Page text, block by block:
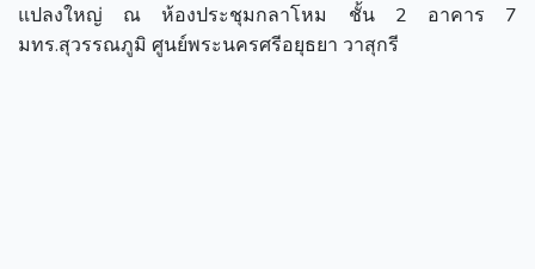
แปลงใหญ่ ณ ห้องประชุมกลาโหม ชั้น 2 อาคาร 7
มทร.สุวรรณภูมิ ศูนย์พระนครศรีอยุธยา วาสุกรี